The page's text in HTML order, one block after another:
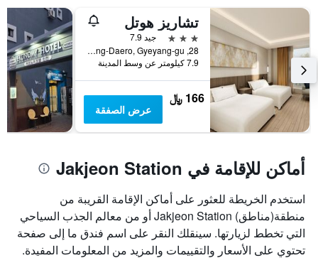
تشاريز هوتل
3 نجوم
جيد 7.9
28, Gyeyang-Daero, Gyeyang-gu, إنشيون, كوريا الجنوبية
7.9 كيلومتر عن وسط المدينة
166 ﷼
عرض الصفقة
أماكن للإقامة في Jakjeon Station
استخدم الخريطة للعثور على أماكن الإقامة القريبة من
منطقة(مناطق) Jakjeon Station أو من معالم الجذب السياحي
التي تخطط لزيارتها. سينقلك النقر على اسم فندق ما إلى صفحة
تحتوي على الأسعار والتقييمات والمزيد من المعلومات المفيدة.